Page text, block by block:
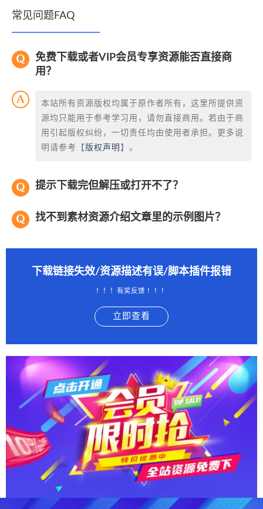
常见问题FAQ
免费下载或者VIP会员专享资源能否直接商
用？
本站所有资源版权均属于原作者所有，这里所提供资
源均只能用于参考学习用，请勿直接商用。若由于商
用引起版权纠纷，一切责任均由使用者承担。更多说
明请参考【 版权声明 】。
提示下载完但解压或打开不了？
找不到素材资源介绍文章里的示例图片？
下载链接失效/资源描述有误/脚本插件报错
！！！有奖反馈 ！！！
立即查看